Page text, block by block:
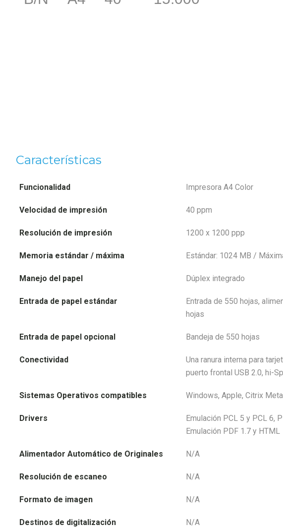
Características
Funcionalidad Impresora A4 Color
Velocidad de impresión 40 ppm
Resolución de impresión 1200 x 1200 ppp
Memoria estándar / máxima Estándar: 1024 MB /
Manejo del papel Dúplex integrado
Entrada de papel estándar
Entrada de 550 hojas,
hojas
Entrada de papel opcional Bandeja de 550 hojas
Conectividad
Una ranura interna para
puerto frontal USB 2.0, hi-
Sistemas Operativos compatibles Windows, Apple, Citrix
Drivers
Emulación PCL 5 y PCL 6,
Emulación PDF 1.7 y HTML
Alimentador Automático de Originales N/A
Resolución de escaneo N/A
Formato de imagen N/A
Destinos de digitalización N/A